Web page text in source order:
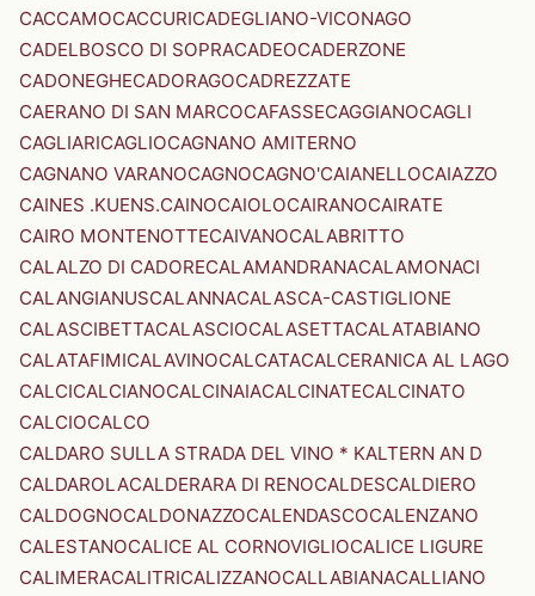
CACCAMOCACCURICADEGLIANO-VICONAGO
CADELBOSCO DI SOPRACADEOCADERZONE
CADONEGHECADORAGOCADREZZATE
CAERANO DI SAN MARCOCAFASSECAGGIANOCAGLI
CAGLIARICAGLIOCAGNANO AMITERNO
CAGNANO VARANOCAGNOCAGNO'CAIANELLOCAIAZZO
CAINES .KUENS.CAINOCAIOLOCAIRANOCAIRATE
CAIRO MONTENOTTECAIVANOCALABRITTO
CALALZO DI CADORECALAMANDRANACALAMONACI
CALANGIANUSCALANNACALASCA-CASTIGLIONE
CALASCIBETTACALASCIOCALASETTACALATABIANO
CALATAFIMICALAVINOCALCATACALCERANICA AL LAGO
CALCICALCIANOCALCINAIACALCINATECALCINATO
CALCIOCALCO
CALDARO SULLA STRADA DEL VINO * KALTERN AN D
CALDAROLACALDERARA DI RENOCALDESCALDIERO
CALDOGNOCALDONAZZOCALENDASCOCALENZANO
CALESTANOCALICE AL CORNOVIGLIOCALICE LIGURE
CALIMERACALITRICALIZZANOCALLABIANACALLIANO